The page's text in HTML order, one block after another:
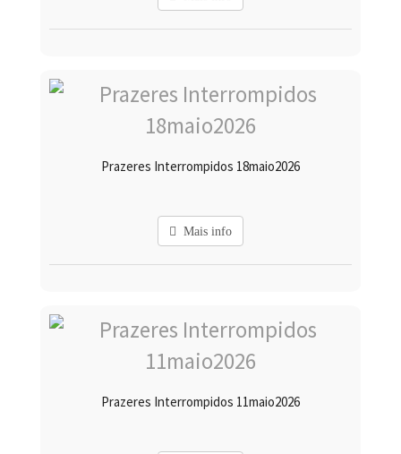
Prazeres Interrompidos 18maio2026
Mais info
Prazeres Interrompidos 11maio2026